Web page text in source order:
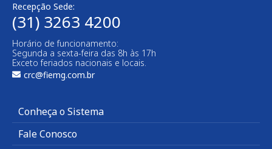
Recepção Sede:
(31) 3263 4200
Horário de funcionamento:
Segunda a sexta-feira das 8h às 17h
Exceto feriados nacionais e locais.
crc@fiemg.com.br
Conheça o Sistema
Fale Conosco